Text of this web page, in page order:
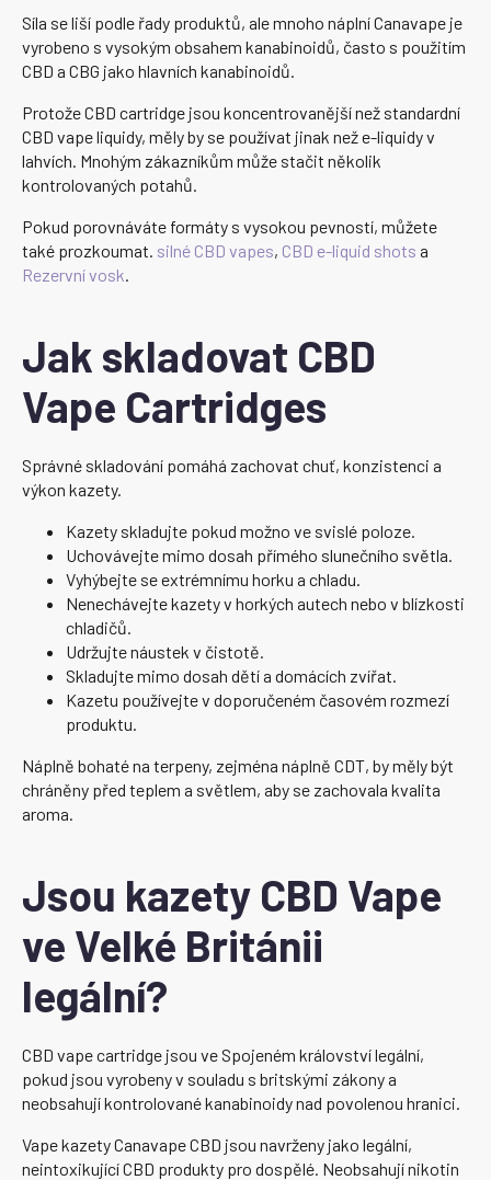
Síla se liší podle řady produktů, ale mnoho náplní Canavape je
vyrobeno s vysokým obsahem kanabinoidů, často s použitím
CBD a CBG jako hlavních kanabinoidů.
Protože CBD cartridge jsou koncentrovanější než standardní
CBD vape liquidy, měly by se používat jinak než e-liquidy v
lahvích. Mnohým zákazníkům může stačit několik
kontrolovaných potahů.
Pokud porovnáváte formáty s vysokou pevností, můžete
také prozkoumat. silné CBD vapes, CBD e-liquid shots a
Rezervní vosk.
Jak skladovat CBD
Vape Cartridges
Správné skladování pomáhá zachovat chuť, konzistenci a
výkon kazety.
Kazety skladujte pokud možno ve svislé poloze.
Uchovávejte mimo dosah přímého slunečního světla.
Vyhýbejte se extrémnímu horku a chladu.
Nenechávejte kazety v horkých autech nebo v blízkosti
chladičů.
Udržujte náustek v čistotě.
Skladujte mimo dosah dětí a domácích zvířat.
Kazetu používejte v doporučeném časovém rozmezí
produktu.
Náplně bohaté na terpeny, zejména náplně CDT, by měly být
chráněny před teplem a světlem, aby se zachovala kvalita
aroma.
Jsou kazety CBD Vape
ve Velké Británii
legální?
CBD vape cartridge jsou ve Spojeném království legální,
pokud jsou vyrobeny v souladu s britskými zákony a
neobsahují kontrolované kanabinoidy nad povolenou hranici.
Vape kazety Canavape CBD jsou navrženy jako legální,
neintoxikující CBD produkty pro dospělé. Neobsahují nikotin